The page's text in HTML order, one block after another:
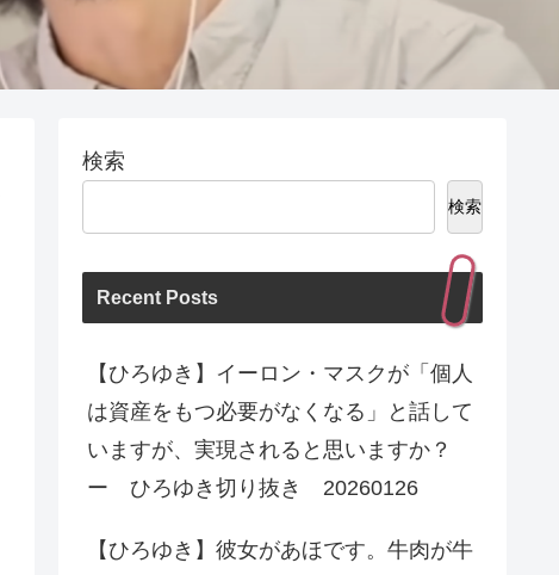
検索
検索
Recent Posts
【ひろゆき】イーロン・マスクが「個人
は資産をもつ必要がなくなる」と話して
いますが、実現されると思いますか？
ー ひろゆき切り抜き 20260126
【ひろゆき】彼女があほです。牛肉が牛